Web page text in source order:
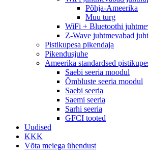
Põhja-Ameerika
Muu turg
WiFi + Bluetoothi
Z-Wave juhtmevabad
Pistikupesa pikendaja
Pikendusjuhe
Ameerika standardsed
Saebi seeria moodul
Õmbluste seeria moodul
Saebi seeria
Saemi seeria
Sarhi seeria
GFCI tooted
Uudised
KKK
Võta meiega ühendust